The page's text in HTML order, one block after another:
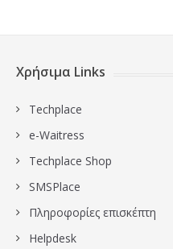
Χρήσιμα Links
Techplace
e-Waitress
Techplace Shop
SMSPlace
Πληροφορίες επισκέπτη
Ηelpdesk